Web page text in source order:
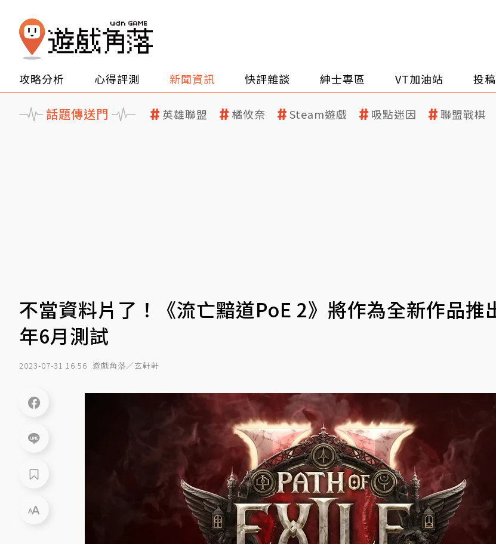
攻略分析 心得評測 新聞資訊 快評雜談 紳士專區 VT加油站 投
話題傳送門 英雄聯盟 橘攸奈 Steam遊戲 吸點迷因 聯盟戰棋
不當資料片了！《流亡黯道PoE 2》將作為全新作品推
年6月測試
2023-07-31 16:56 遊戲角落／玄軒軒